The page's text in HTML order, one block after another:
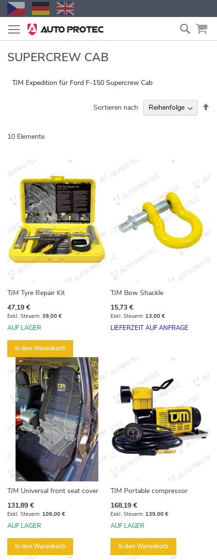
Zum
Inhalt
springen
Suche
SUPERCREW CAB
TJM Expedition für Ford F-150 Supercrew Cab
10 Elemente
Sortieren nach
TJM Tyre Repair Kit
47,19 €
39,00 €
AUF LAGER
In den Warenkorb
TJM Bow Shackle
15,73 €
13,00 €
LIEFERZEIT AUF ANFRAGE
TJM Universal front seat cover
131,89 €
109,00 €
AUF LAGER
In den Warenkorb
TJM Portable compressor
168,19 €
139,00 €
AUF LAGER
In den Warenkorb